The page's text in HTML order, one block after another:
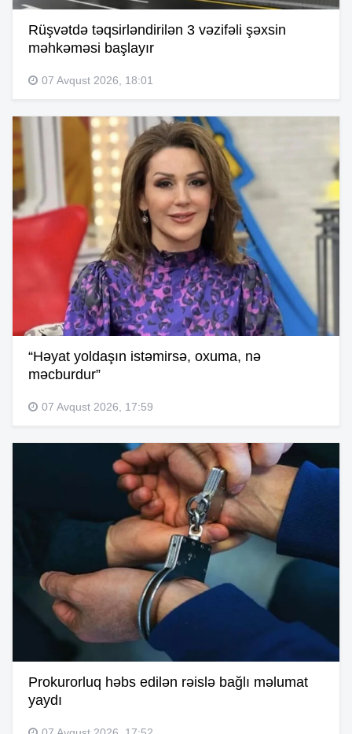
Rüşvətdə təqsirləndirilən 3 vəzifəli şəxsin
məhkəməsi başlayır
07 Avqust 2026, 18:01
“Həyat yoldaşın istəmirsə, oxuma, nə
məcburdur”
07 Avqust 2026, 17:59
Prokurorluq həbs edilən rəislə bağlı məlumat
yaydı